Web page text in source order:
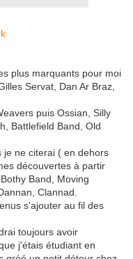
plus marquants pour moi
Servat, Dan Ar Braz,
puis Ossian, Silly
Battlefield Band, Old
je ne citerai ( en dehors
découvertes à partir
Band, Moving
Clannad.
s'ajouter au fil des
toujours avoir
j'étais étudiant en